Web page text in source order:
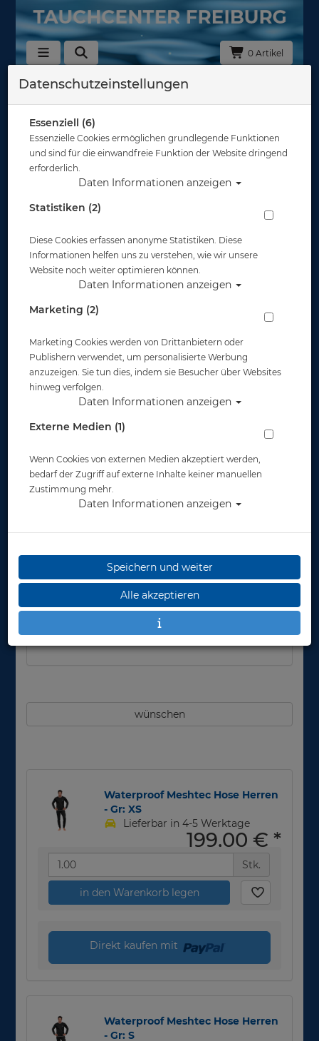
0 Artikel
Zurück
Waterproof Meshtec 3D Hose - Herren
Artikelnr.: wat-48712master
ab 199,00 €*
Lieferbar in
wünschen
Waterproof Meshtec Hose Herren
- Gr: XS
Lieferbar in 4-5 Werktage
199,00 € *
Stk.
in den Warenkorb legen
Direkt kaufen mit
Waterproof Meshtec Hose Herren
- Gr: S
Datenschutzeinstellungen
Essenziell (6)
Essenzielle Cookies ermöglichen grundlegende Funktionen
und sind für die einwandfreie Funktion der Website dringend
erforderlich.
Daten Informationen anzeigen
Statistiken (2)
Diese Cookies erfassen anonyme Statistiken. Diese
Informationen helfen uns zu verstehen, wie wir unsere
Website noch weiter optimieren können.
Daten Informationen anzeigen
Marketing (2)
Marketing Cookies werden von Drittanbietern oder
Publishern verwendet, um personalisierte Werbung
anzuzeigen. Sie tun dies, indem sie Besucher über Websites
hinweg verfolgen.
Daten Informationen anzeigen
Externe Medien (1)
Wenn Cookies von externen Medien akzeptiert werden,
bedarf der Zugriff auf externe Inhalte keiner manuellen
Zustimmung mehr.
Daten Informationen anzeigen
Speichern und weiter
Alle akzeptieren